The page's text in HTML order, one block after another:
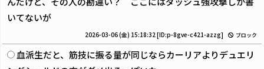
いてないが
2026-03-06 (金) 15:18:32 [ID:p-8gve-c421-azzg] ブロック
血派生だと、筋技に振る量が同じならカーリアよりデュエリ